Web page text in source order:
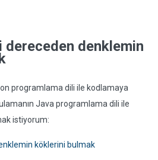
dereceden denklemin
programlama dili ile kodlamaya
Java programlama dili ile
istiyorum:
köklerini bulmak